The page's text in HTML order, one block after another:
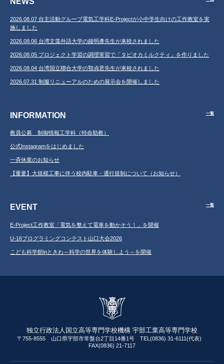
2026.08.07 自主活動グループ電気工学科E-Projectが小中学生向けの工作教室を実
施しました
2026.08.06 台湾文藻外語大学の鐘明彥先生が来校されました
2026.08.05 プロジェクト学習の調理実習で「タピオカミルクティ」を作りました
2026.08.04 台湾国立聯合大学の鄂貞君先生が来校されました
2026.07.31 制服リニューアルのための展示会を開催しました
INFORMATION 一覧
教員公募 制御情報工学科（特命助教）
公式Instagramをはじめました
一斉休業のお知らせ
【重要】大規模工事に伴う校内駐車・通行規制について（お知らせ）
EVENT 一覧
E-Project工作教室「電気を整えて電車を動かそう！」を開催
U-16プログラミングコンテスト山口大会2026
こども科学館inときわ～科学の世界を体験しよう～を開催
独立行政法人国立高等専門学校機構 宇部工業高等専門学校
〒755-8555 山口県宇部市常盤台2丁目14番1号 TEL(0836) 31-6111(代表)
FAX(0836) 21-7117